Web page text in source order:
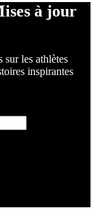
à jour
sur les athlètes
inspirantes